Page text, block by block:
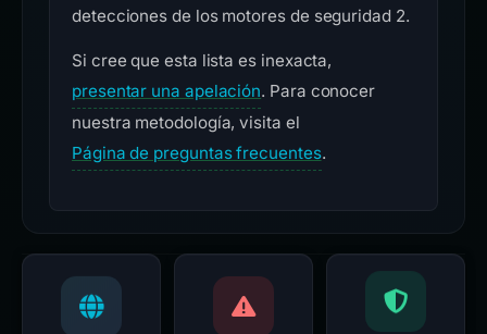
detecciones de los motores de seguridad 2.
Si cree que esta lista es inexacta,
presentar una apelación. Para conocer
nuestra metodología, visita el
Página de preguntas frecuentes.